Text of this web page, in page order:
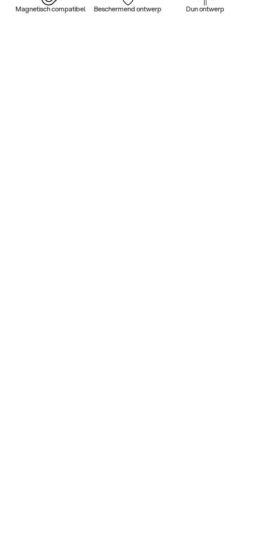
Magnetisch compatibel Beschermend ontwerp Dun ontwerp